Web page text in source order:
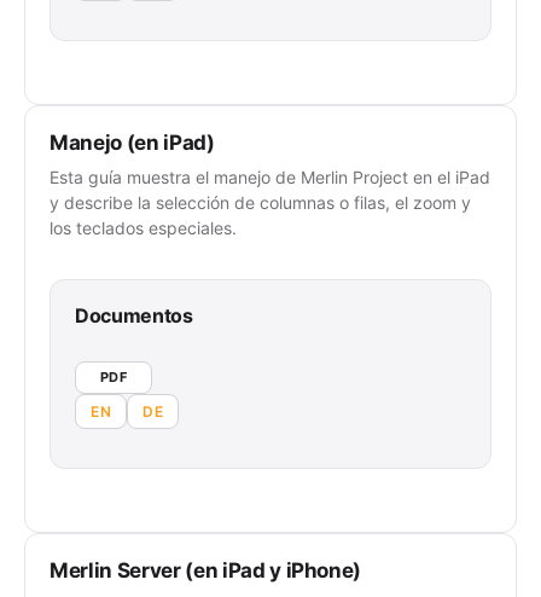
Manejo (en iPad)
Esta guía muestra el manejo de Merlin Project en el iPad
y describe la selección de columnas o filas, el zoom y
los teclados especiales.
Documentos
PDF
EN DE
Merlin Server (en iPad y iPhone)